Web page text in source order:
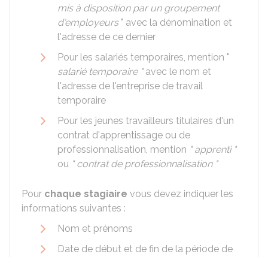
mis à disposition par un groupement
d'employeurs " avec la dénomination et
l'adresse de ce dernier
Pour les salariés temporaires, mention "
salarié temporaire "avec le nom et
l'adresse de l'entreprise de travail
temporaire
Pour les jeunes travailleurs titulaires d'un
contrat d'apprentissage ou de
professionnalisation, mention " apprenti "
ou " contrat de professionnalisation "
Pour chaque stagiaire vous devez indiquer les
informations suivantes :
Nom et prénoms
Date de début et de fin de la période de